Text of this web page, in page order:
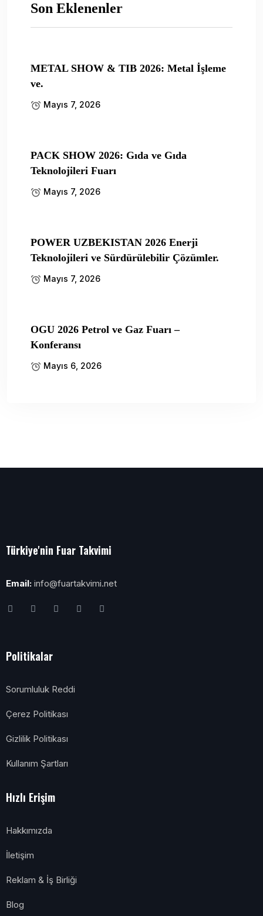
Son Eklenenler
METAL SHOW & TIB 2026: Metal İşleme
ve.
Mayıs 7, 2026
PACK SHOW 2026: Gıda ve Gıda
Teknolojileri Fuarı
Mayıs 7, 2026
POWER UZBEKISTAN 2026 Enerji
Teknolojileri ve Sürdürülebilir Çözümler.
Mayıs 7, 2026
OGU 2026 Petrol ve Gaz Fuarı –
Konferansı
Mayıs 6, 2026
Türkiye'nin Fuar Takvimi
Email: info@fuartakvimi.net
Politikalar
Sorumluluk Reddi
Çerez Politikası
Gizlilik Politikası
Kullanım Şartları
Hızlı Erişim
Hakkımızda
İletişim
Reklam & İş Birliği
Blog